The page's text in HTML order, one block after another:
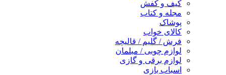
کیف و کفش
مجله و کتاب
پوشاک
کالای خواب
فرش / گلیم / قالیچه
لوازم چوبی / مبلمان
لوازم برقی و گازی
اسباب بازی